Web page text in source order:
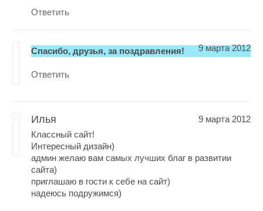
Ответить
9 марта 2012
Спасибо, друзья, за поздравления!
Ответить
Илья
9 марта 2012
Классный сайт!
Интересный дизайн)
админ желаю вам самых лучших благ в развитии
сайта)
приглашаю в гости к себе на сайт)
надеюсь подружимся)